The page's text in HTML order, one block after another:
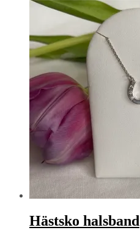
Hästsko halsband